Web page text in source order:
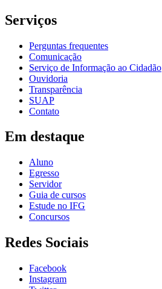
Serviços
Perguntas frequentes
Comunicação
Serviço de Informação ao Cidadão
Ouvidoria
Transparência
SUAP
Contato
Em destaque
Aluno
Egresso
Servidor
Guia de cursos
Estude no IFG
Concursos
Redes Sociais
Facebook
Instagram